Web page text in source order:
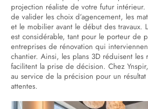
projection réaliste de votre futur
de valider les choix d’agencement, les
et le mobilier avant le début des travaux.
est considérable, tant pour le porteur de
entreprises de rénovation qui
chantier. Ainsi, les plans 3D réduisent les
facilitent la prise de décision. Chez
au service de la précision pour un
attentes.